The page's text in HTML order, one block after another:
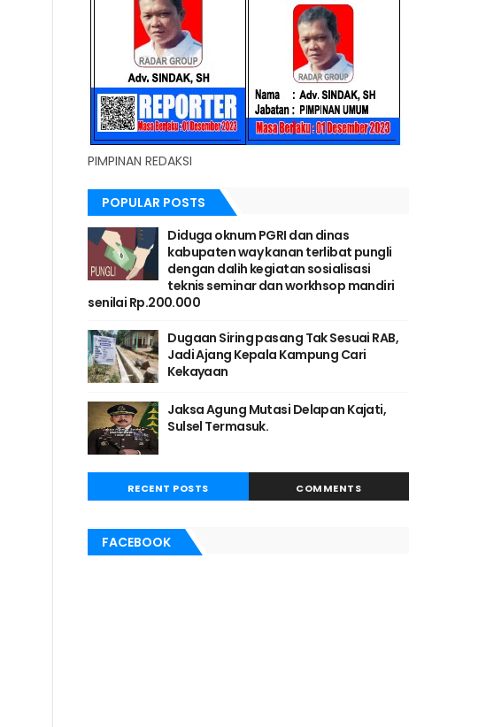
PIMPINAN REDAKSI
POPULAR POSTS
Diduga oknum PGRI dan dinas
kabupaten way kanan terlibat pungli
dengan dalih kegiatan sosialisasi
teknis seminar dan workhsop mandiri
senilai Rp.200.000
Dugaan Siring pasang Tak Sesuai RAB,
Jadi Ajang Kepala Kampung Cari
Kekayaan
Jaksa Agung Mutasi Delapan Kajati,
Sulsel Termasuk.
RECENT POSTS COMMENTS
FACEBOOK